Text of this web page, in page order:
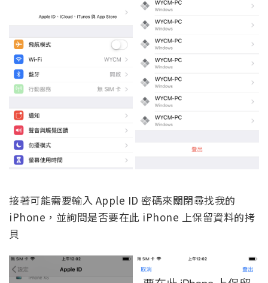
接著可能需要輸入 Apple ID 密碼來關閉尋找我的
iPhone，並詢問是否要在此 iPhone 上保留資料的拷
貝